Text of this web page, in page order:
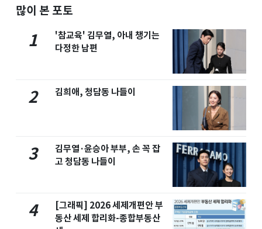
많이 본 포토
1
'참교육' 김무열, 아내 챙기는
다정한 남편
2 김희애, 청담동 나들이
3
김무열·윤승아 부부, 손 꼭 잡
고 청담동 나들이
4
[그래픽] 2026 세제개편안 부
동산 세제 합리화-종합부동산